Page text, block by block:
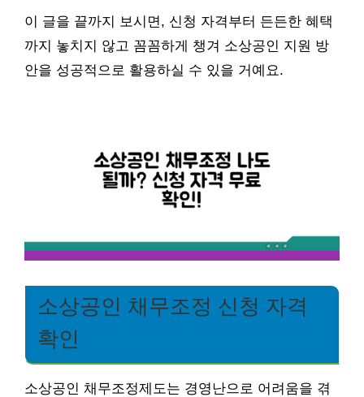
이 글을 끝까지 보시면, 신청 자격부터 든든한 혜택
까지 놓치지 않고 꼼꼼하게 챙겨 소상공인 지원 방
안을 성공적으로 활용하실 수 있을 거예요.
소상공인 채무조정 신청 자격
확인
소상공인 채무조정제도는 경영난으로 어려움을 겪